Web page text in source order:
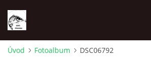
Úvod Fotoalbum DSC06792